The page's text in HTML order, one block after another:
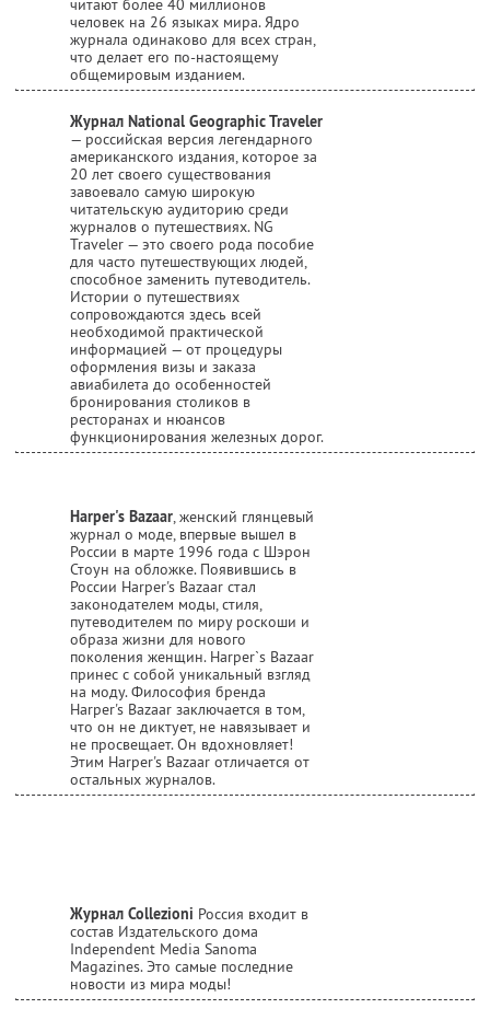
читают более 40 миллионов
человек на 26 языках мира. Ядро
журнала одинаково для всех стран,
что делает его по-настоящему
общемировым изданием.
Журнал National Geographic Traveler
— российская версия легендарного
американского издания, которое за
20 лет своего существования
завоевало самую широкую
читательскую аудиторию среди
журналов о путешествиях. NG
Traveler — это своего рода пособие
для часто путешествующих людей,
способное заменить путеводитель.
Истории о путешествиях
сопровождаются здесь всей
необходимой практической
информацией — от процедуры
оформления визы и заказа
авиабилета до особенностей
бронирования столиков в
ресторанах и нюансов
функционирования железных дорог.
Harper's Bazaar, женский глянцевый
журнал о моде, впервые вышел в
России в марте 1996 года с Шэрон
Стоун на обложке. Появившись в
России Harper's Bazaar стал
законодателем моды, стиля,
путеводителем по миру роскоши и
образа жизни для нового
поколения женщин. Harper`s Bazaar
принес с собой уникальный взгляд
на моду. Философия бренда
Harper's Bazaar заключается в том,
что он не диктует, не навязывает и
не просвещает. Он вдохновляет!
Этим Harper's Bazaar отличается от
остальных журналов.
Журнал Collezioni Россия входит в
состав Издательского дома
Independent Media Sanoma
Magazines. Это самые последние
новости из мира моды!